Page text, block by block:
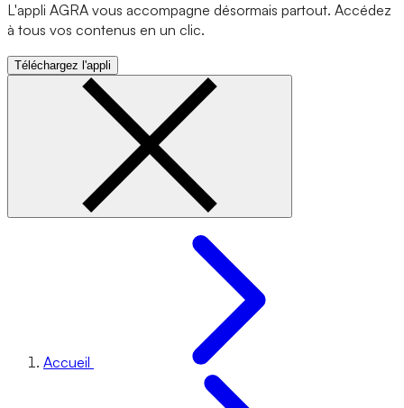
L'appli AGRA vous accompagne désormais partout. Accédez
à tous vos contenus en un clic.
Téléchargez l'appli
Accueil